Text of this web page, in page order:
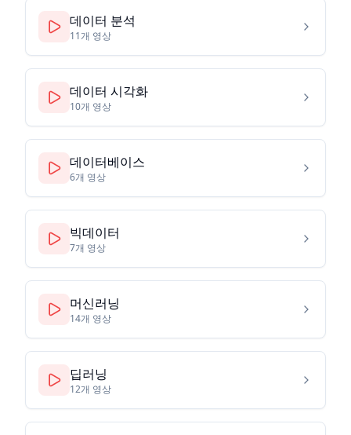
데이터 분석
11개 영상
데이터 시각화
10개 영상
데이터베이스
6개 영상
빅데이터
7개 영상
머신러닝
14개 영상
딥러닝
12개 영상